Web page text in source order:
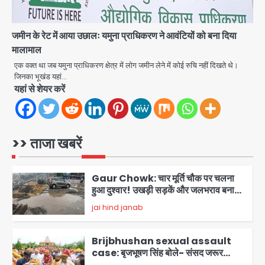
जमीन के रेट में आया उछालः यमुना प्राधिकरण ने आवंटियों को बना दिया
मालामाल
एक वक्त था जब यमुना प्राधिकरण क्षेत्र में लोग जमीन लेने में कोई रुचि नहीं दिखते थे।
जिनका भूखंड यहां…
यहां से शेयर करें
>> ताजा खबरें
फूंकीं 10 गाड़ियां, ट्रैफिक पोस्ट और स्लीपर
बस भी जलाई, NH-30 जाम
jai hind janab
5
Green Arch Society: सेविअर ग्रीन
ने शुरू की सैंपलिंग जांच
jai hind janab
1
Noida waterlogging: नोएडा में
‘हाईटेक सिटी’ के दावों की खुली पोल,
2
हुआ दुश्वार! उखड़ी सड़कें और जलभराव बना
आफत, अंडरपास पर भी खतरा
jai hind janab
case: बृजभूषण सिंह बोले- संसद जरूर
लौटूंगा, हुई चरित्र हत्या की कोशिश, प्रियंका
jai hind janab